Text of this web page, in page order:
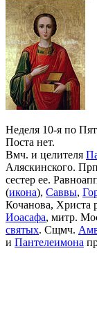
Неделя 10-я по
Поста нет.
Вмч. и целителя
Аляскинского.
сестер ее.
(икона), Саввы,
Кочанова, Христа
Иоасафа, митр.
святых. Сщмч.
и Пантелеимона